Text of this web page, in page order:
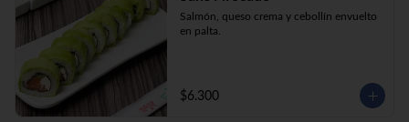
Salmón, queso crema y cebollín envuelto
en palta.
$6.300